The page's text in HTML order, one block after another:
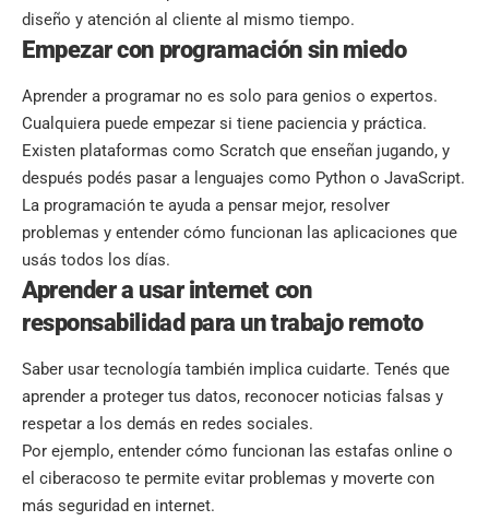
diseño y atención al cliente al mismo tiempo.
Empezar con programación sin miedo
Aprender a programar no es solo para genios o expertos.
Cualquiera puede empezar si tiene paciencia y práctica.
Existen plataformas como Scratch que enseñan jugando, y
después podés pasar a lenguajes como Python o JavaScript.
La programación te ayuda a pensar mejor, resolver
problemas y entender cómo funcionan las aplicaciones que
usás todos los días.
Aprender a usar internet con
responsabilidad para un trabajo remoto
Saber usar tecnología también implica cuidarte. Tenés que
aprender a proteger tus datos, reconocer noticias falsas y
respetar a los demás en redes sociales.
Por ejemplo, entender cómo funcionan las estafas online o
el ciberacoso te permite evitar problemas y moverte con
más seguridad en internet.